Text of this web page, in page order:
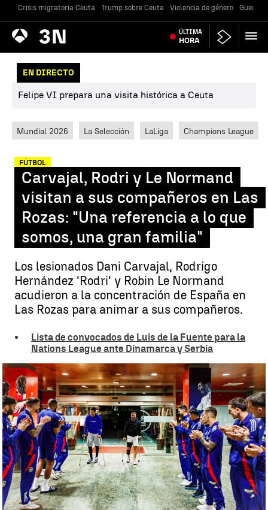
Crisis migratoria Ceuta Trump sobre Ceuta Violencia de género Guerra
Antena
3 Noticias ÚLTIMA
HORA
EN DIRECTO
Felipe VI prepara una visita histórica a Ceuta
Mundial 2026 La Selección LaLiga Champions League
FÚTBOL
Carvajal, Rodri y Le Normand
visitan a sus compañeros en Las
Rozas: "Una referencia a lo que
somos, una gran familia"
Los lesionados Dani Carvajal, Rodrigo
Hernández 'Rodri' y Robin Le Normand
acudieron a la concentración de España en
Las Rozas para animar a sus compañeros.
Lista de convocados de Luis de la Fuente para la
Nations League ante Dinamarca y Serbia
La visita de los lesionados Carvajal, Rodri y Le Normand a sus
compañeros en Las Rozas |Nuria Briongos
Guillermo F. Lascoiti
Actualizado:11 de octubre de 2024, 16:37
Publicado:11 de octubre de 2024, 12:24